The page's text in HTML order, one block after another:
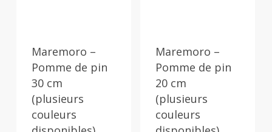
Maremoro –
Pomme de pin
30 cm
(plusieurs
couleurs
Maremoro –
Pomme de pin
20 cm
(plusieurs
couleurs